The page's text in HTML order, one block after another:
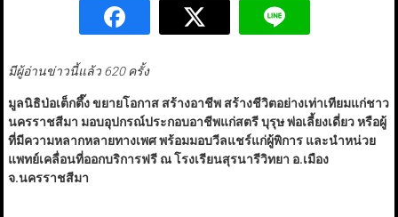
มีผู้อ่านข่าวนี้แล้ว 620 ครั้ง
มูลนิธิป่อเต็กตึ๊ง ขยายโอกาส สร้างอาชีพ สร้างชีวิตอย่างเท่าเทียมแก่ชาว
นครราชสีมา มอบอุปกรณ์ประกอบอาชีพแก่สตรี บุรุษ พ่อเลี้ยงเดี่ยว หรือผู้
ที่มีความหลากหลายทางเพศ พร้อมมอบวีลแชร์แก่ผู้พิการ และนำหน่วย
แพทย์เคลื่อนที่ออกบริการฟรี ณ โรงเรียนสุรนารีวิทยา อ.เมือง
จ.นครราชสีมา